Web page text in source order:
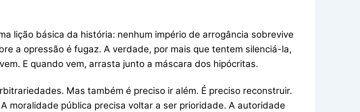
lição básica da história: nenhum império de arrogância sobrevive
a opressão é fugaz. A verdade, por mais que tentem silenciá-la,
E quando vem, arrasta junto a máscara dos hipócritas.
Mas também é preciso ir além. É preciso reconstruir.
moralidade pública precisa voltar a ser prioridade. A autoridade